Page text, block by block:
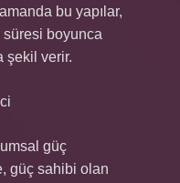
bu yapılar,
süresi boyunca
şekil verir.
güç
güç sahibi olan